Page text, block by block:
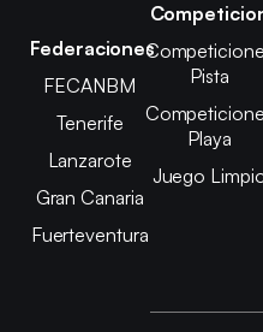
Federaciones
FECANBM
Tenerife
Lanzarote
Gran Canaria
Fuerteventura
Pista
Playa
Juego